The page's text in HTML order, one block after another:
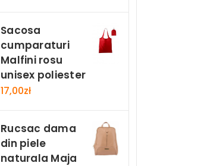
Sacosa
cumparaturi
Malfini rosu
unisex poliester
17,00zł
Rucsac dama
din piele
naturala Maja